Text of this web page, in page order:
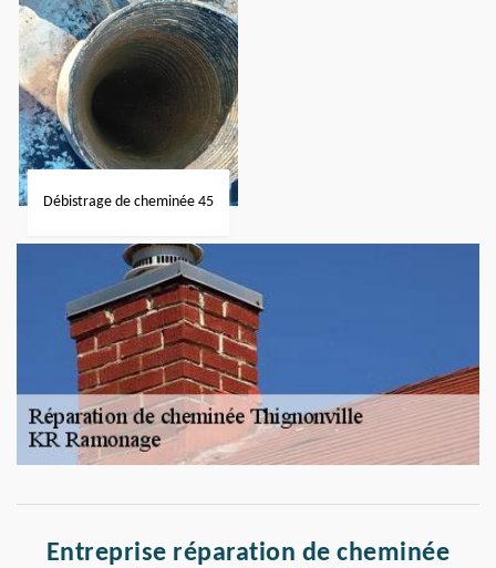
Débistrage de cheminée 45
Entreprise réparation de cheminée